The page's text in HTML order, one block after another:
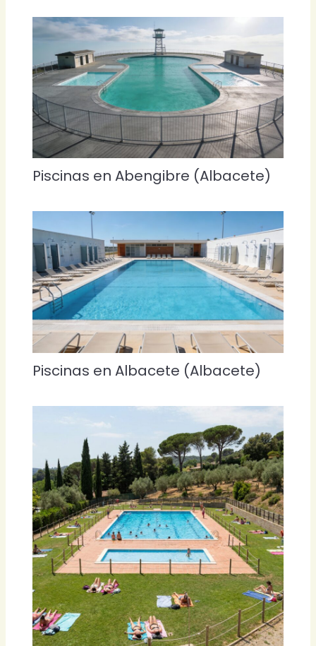
Piscinas en Abengibre (Albacete)
Piscinas en Albacete (Albacete)